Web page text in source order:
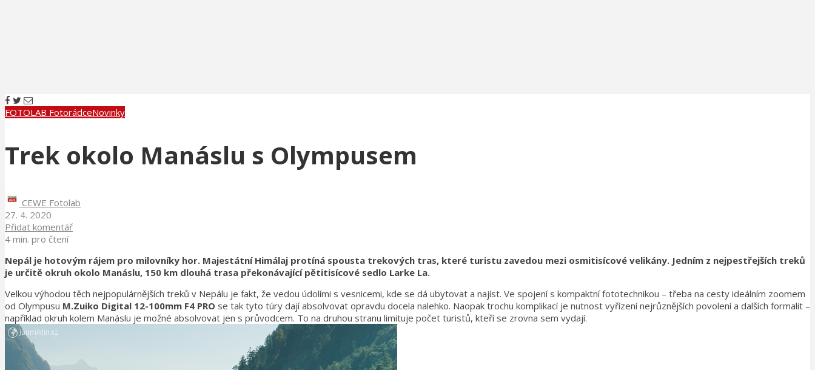
FOTOLAB FotorádceNovinky
Trek okolo Manáslu s Olympusem
CEWE Fotolab
27. 4. 2020
Přidat komentář
4 min. pro čtení
Nepál je hotovým rájem pro milovníky hor. Majestátní Himálaj protíná spousta trekových tras, které turistu zavedou mezi osmitisícové velikány. Jedním z nejpestřejších treků
je určitě okruh okolo Manáslu, 150 km dlouhá trasa překonávající pětitisícové sedlo Larke La.
Velkou výhodou těch nejpopulárnějších treků v Nepálu je fakt, že vedou údolími s vesnicemi, kde se dá ubytovat a najíst. Ve spojení s kompaktní fototechnikou – třeba na cesty ideálním zoomem
od Olympusu M.Zuiko Digital 12-100mm F4 PRO se tak tyto túry dají absolvovat opravdu docela nalehko. Naopak trochu komplikací je nutnost vyřízení nejrůznějších povolení a dalších formalit –
například okruh kolem Manáslu je možné absolvovat jen s průvodcem. To na druhou stranu limituje počet turistů, kteří se zrovna sem vydají.